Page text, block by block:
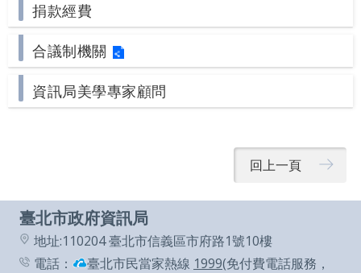
資
訊
公
開
關
網
捐款經費
合議制機關
資訊局美學專家顧問
回上一頁
臺北市政府資訊局
地址:110204 臺北市信義區市府路1號10樓
電話：
臺北市民當家熱線 1999(免付費電話服務，